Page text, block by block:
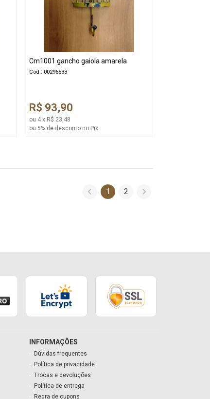
Cm1001 gancho gaiola amarela
Cód.: 00296533
R$ 93,90
ou 4 x R$ 23,48
ou 5% de desconto no Pix
1 2
INFORMAÇÕES
Dúvidas frequentes
Política de privacidade
Trocas e devoluções
Política de entrega
Regra de cupons